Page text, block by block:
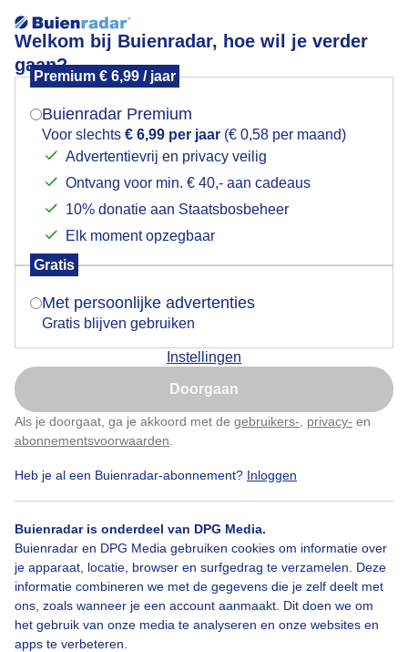
Welkom bij Buienradar, hoe wil je verder
gaan?
Premium € 6,99 / jaar
Buienradar Premium
Voor slechts € 6,99 per jaar (€ 0,58 per maand)
Advertentievrij en privacy veilig
Ontvang voor min. € 40,- aan cadeaus
10% donatie aan Staatsbosbeheer
Elk moment opzegbaar
Gratis
Met persoonlijke advertenties
Gratis blijven gebruiken
Instellingen
Doorgaan
Als je doorgaat, ga je akkoord met de gebruikers- privacy- en
abonnementsvoorwaarden
Heb je al een Buienradar-abonnement? Inloggen
Buienradar is onderdeel van DPG Media.
Buienradar en DPG Media gebruiken cookies om informatie over
je apparaat, locatie, browser en surfgedrag te verzamelen. Deze
informatie combineren we met de gegevens die je zelf deelt met
ons, zoals wanneer je een account aanmaakt. Dit doen we om
het gebruik van onze media te analyseren en onze websites en
apps te verbeteren.
Genieten.....
Zo prachtig, ...... Vanmiddag
Lupine Klaprozen
Bekijk slideshow
Mogen we je locatie gebruiken voor het
Indien je hier nog geen akkoord op hebt gegeven,
verschijnt er zo een pop-up uit je browser waarin
Is goed, toon de popup
Nu niet, misschien later
Klik hierom dit aan te passen